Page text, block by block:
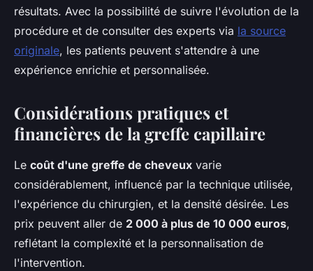
résultats. Avec la possibilité de suivre l'évolution de la
procédure et de consulter des experts via la source
originale, les patients peuvent s'attendre à une
expérience enrichie et personnalisée.
Considérations pratiques et
financières de la greffe capillaire
Le coût d'une greffe de cheveux varie
considérablement, influencé par la technique utilisée,
l'expérience du chirurgien, et la densité désirée. Les
prix peuvent aller de 2 000 à plus de 10 000 euros,
reflétant la complexité et la personnalisation de
l'intervention.